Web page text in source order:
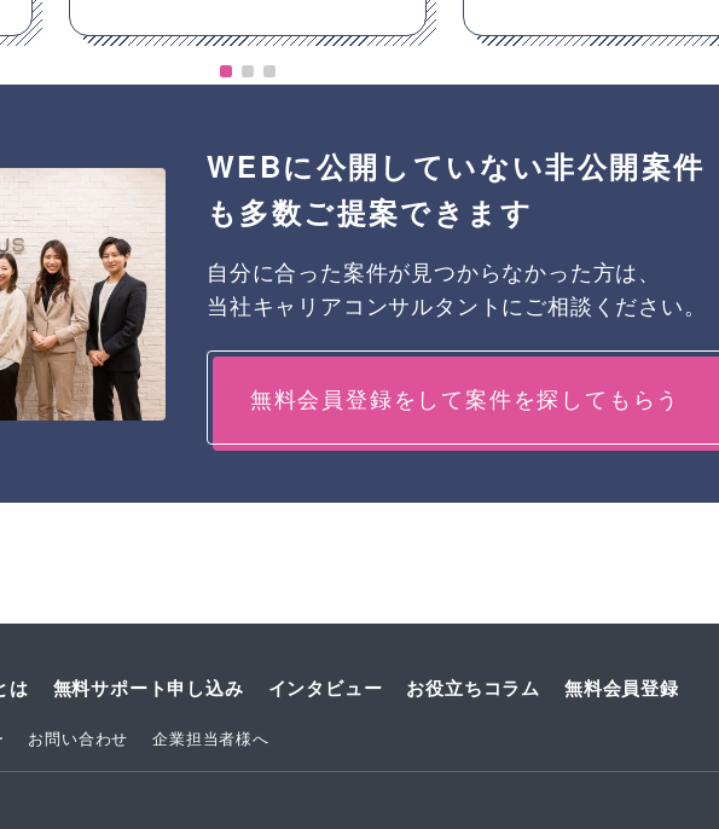
WEBに公開していない非公開案件
も多数ご提案できます
自分に合った案件が見つからなかった方は、
当社キャリアコンサルタントにご相談ください。
無料会員登録をして案件を探してもらう
は 無料サポート申し込み インタビュー お役立ちコラム 無料会員登録
お問い合わせ 企業担当者様へ